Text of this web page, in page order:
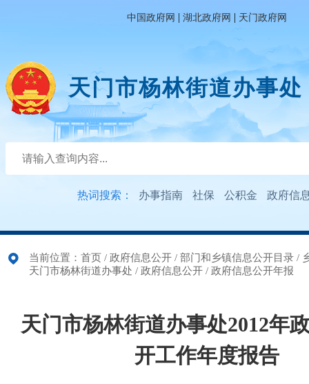
中国政府网 | 湖北政府网 | 天门政府网
天门市杨林街道办事处
热词搜索： 办事指南 社保 公积金 政府信
当前位置： 首页 / 政府信息公开 / 部门和乡镇信息公开目录 /
天门市杨林街道办事处 / 政府信息公开 / 政府信息公开年报
天门市杨林街道办事处2012年
开工作年度报告